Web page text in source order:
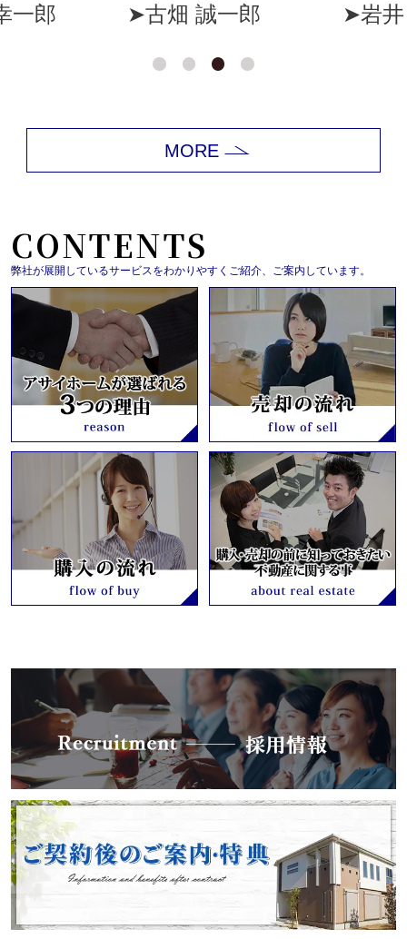
➤古畑 誠一郎 ➤岩井 拓磨
MORE
CONTENTS
弊社が展開しているサービスをわかりやすくご紹介、ご案内しています。